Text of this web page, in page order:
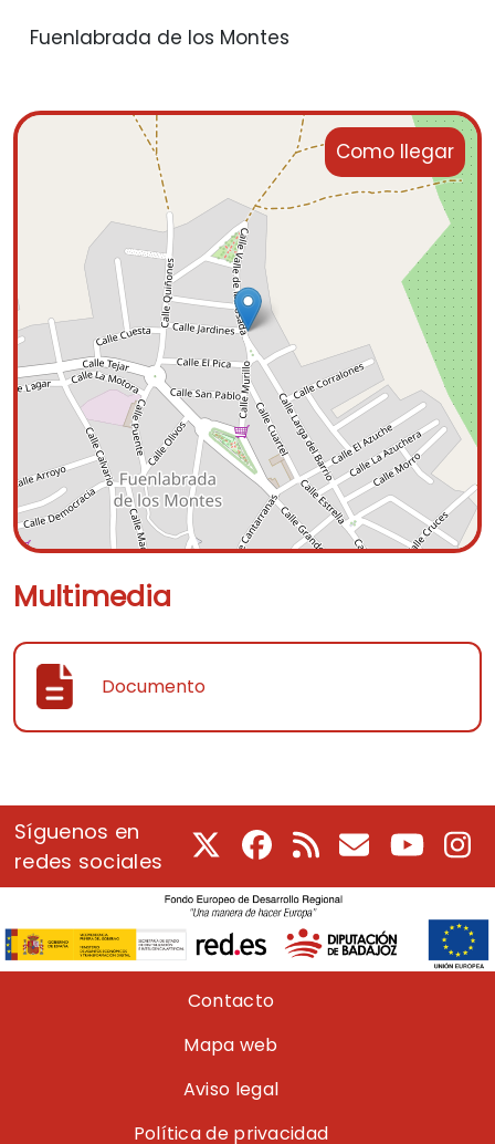
Fuenlabrada de los Montes
Como llegar
Multimedia
Documento
Síguenos en
redes sociales
Facebook
RSS CorreoYoutube
Pie de páginaContacto
Mapa web
Aviso legal
Política de privacidad